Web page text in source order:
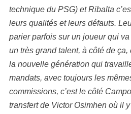
technique du PSG) et Ribalta
leurs qualités et leurs défauts.
parier parfois sur un joueur qui
un très grand talent, à côté de
la nouvelle génération qui
mandats, avec toujours les
commissions, c’est le côté
transfert de Victor Osimhen où il